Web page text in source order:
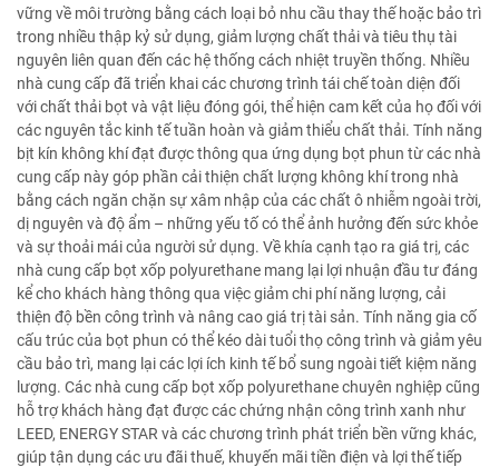
vững về môi trường bằng cách loại bỏ nhu cầu thay thế hoặc bảo trì
trong nhiều thập kỷ sử dụng, giảm lượng chất thải và tiêu thụ tài
nguyên liên quan đến các hệ thống cách nhiệt truyền thống. Nhiều
nhà cung cấp đã triển khai các chương trình tái chế toàn diện đối
với chất thải bọt và vật liệu đóng gói, thể hiện cam kết của họ đối với
các nguyên tắc kinh tế tuần hoàn và giảm thiểu chất thải. Tính năng
bịt kín không khí đạt được thông qua ứng dụng bọt phun từ các nhà
cung cấp này góp phần cải thiện chất lượng không khí trong nhà
bằng cách ngăn chặn sự xâm nhập của các chất ô nhiễm ngoài trời,
dị nguyên và độ ẩm – những yếu tố có thể ảnh hưởng đến sức khỏe
và sự thoải mái của người sử dụng. Về khía cạnh tạo ra giá trị, các
nhà cung cấp bọt xốp polyurethane mang lại lợi nhuận đầu tư đáng
kể cho khách hàng thông qua việc giảm chi phí năng lượng, cải
thiện độ bền công trình và nâng cao giá trị tài sản. Tính năng gia cố
cấu trúc của bọt phun có thể kéo dài tuổi thọ công trình và giảm yêu
cầu bảo trì, mang lại các lợi ích kinh tế bổ sung ngoài tiết kiệm năng
lượng. Các nhà cung cấp bọt xốp polyurethane chuyên nghiệp cũng
hỗ trợ khách hàng đạt được các chứng nhận công trình xanh như
LEED, ENERGY STAR và các chương trình phát triển bền vững khác,
giúp tận dụng các ưu đãi thuế, khuyến mãi tiền điện và lợi thế tiếp